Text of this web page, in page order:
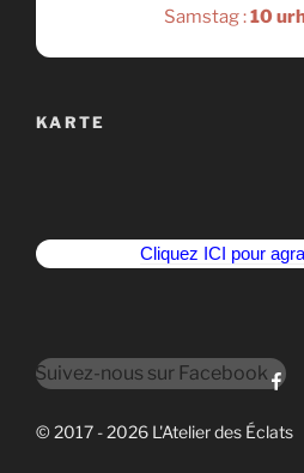
Samstag :10
KARTE
Cliquez ICI pour
Suivez-nous sur Facebook
© 2017 - 2026 L'Atelier des Éclats